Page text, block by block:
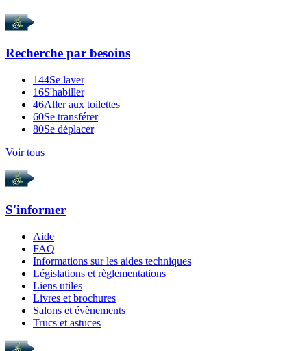
Recherche par besoins
144Se laver
16S'habiller
46Aller aux toilettes
60Se transférer
80Se déplacer
Voir tous
S'informer
Aide
FAQ
Informations sur les aides techniques
Législations et règlementations
Liens utiles
Livres et brochures
Salons et évènements
Trucs et astuces